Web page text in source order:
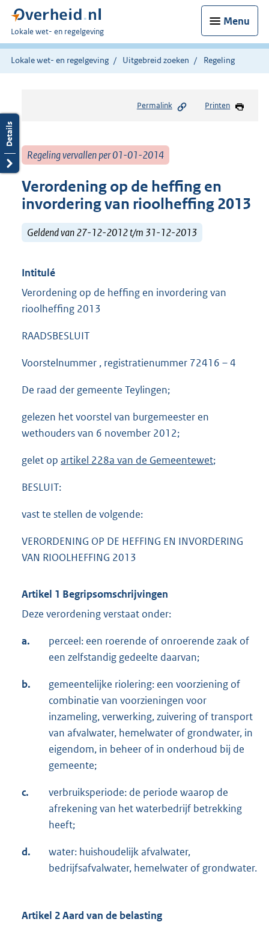
Menu
U
bent
hier:
Lokale wet- en regelgeving
Lokale wet- en regelgeving Uitgebreid zoeken Regeling
Permalink Printen
Regeling vervallen per 01-01-2014
Verordening op de heffing en
invordering van rioolheffing 2013
Geldend van 27-12-2012 t/m 31-12-2013
Intitulé
Verordening op de heffing en invordering van
rioolheffing 2013
RAADSBESLUIT
Voorstelnummer , registratienummer 72416 – 4
De raad der gemeente Teylingen;
gelezen het voorstel van burgemeester en
wethouders van 6 november 2012;
gelet op artikel 228a van de Gemeentewet;
BESLUIT:
vast te stellen de volgende:
VERORDENING OP DE HEFFING EN INVORDERING
VAN RIOOLHEFFING 2013
Artikel 1 Begripsomschrijvingen
Deze verordening verstaat onder:
a.
perceel: een roerende of onroerende zaak of
een zelfstandig gedeelte daarvan;
b.
gemeentelijke riolering: een voorziening of
combinatie van voorzieningen voor
inzameling, verwerking, zuivering of transport
van afvalwater, hemelwater of grondwater, in
eigendom, in beheer of in onderhoud bij de
gemeente;
c.
verbruiksperiode: de periode waarop de
afrekening van het waterbedrijf betrekking
heeft;
d.
water: huishoudelijk afvalwater,
bedrijfsafvalwater, hemelwater of grondwater.
Artikel 2 Aard van de belasting